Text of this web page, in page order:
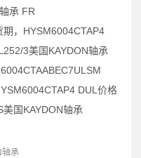
承 FR
，HYSM6004CTAP4
3美国KAYDON轴承
DUL价格
国KAYDON轴承
轴承